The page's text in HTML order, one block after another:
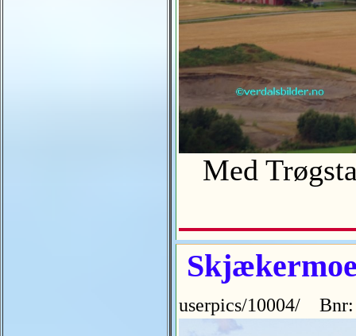
Med
userpics/10004/ Bnr: